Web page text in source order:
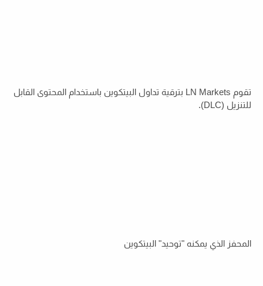
تقوم LN Markets بترقية تداول البيتكوين باستخدام المحتوى القابل
للتنزيل (DLC).
المحفز الذي يمكنه "توحيد" البيتكوين